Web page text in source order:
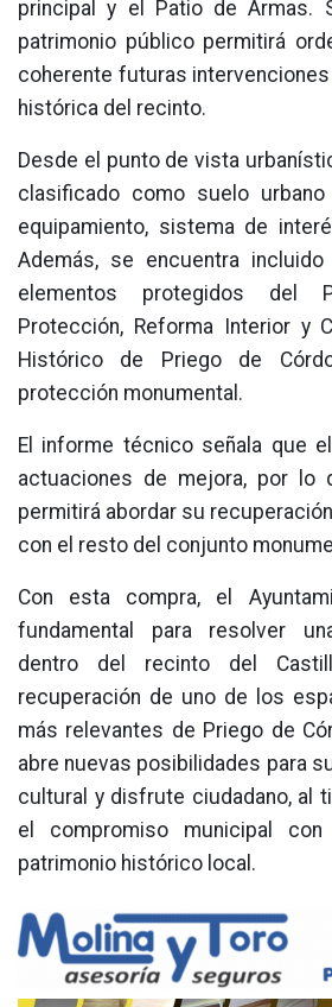
principal y el Patio de Armas.
patrimonio público permitirá
coherente futuras
histórica del recinto.
Desde el punto de vista
clasificado como suelo
equipamiento, sistema de
Además, se encuentra
elementos protegidos del
Protección, Reforma Interior y
Histórico de Priego de
protección monumental.
El informe técnico señala que
actuaciones de mejora, por lo
permitirá abordar su
con el resto del conjunto
Con esta compra, el
fundamental para resolver
dentro del recinto del
recuperación de uno de los
más relevantes de Priego de
abre nuevas posibilidades para
cultural y disfrute ciudadano, al
el compromiso municipal
patrimonio histórico local.